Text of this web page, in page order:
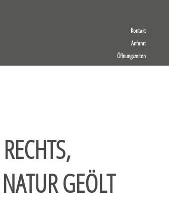
Kontakt
Anfahrt
Öffnungszeiten
GEÖLT